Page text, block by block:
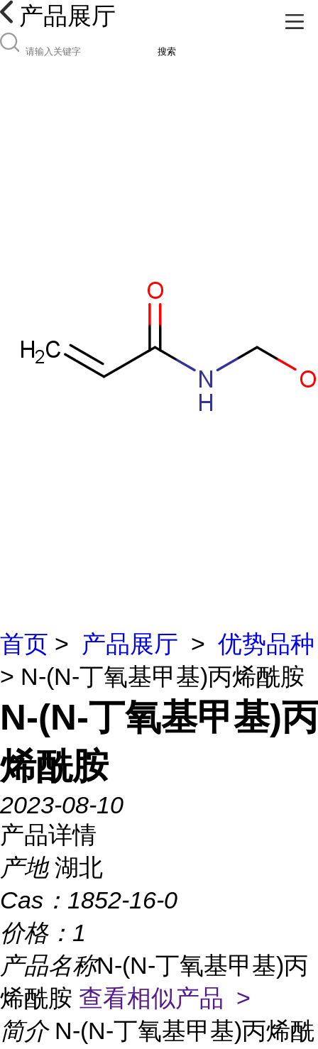
产品展厅
搜索
首页 > 产品展厅 > 优势品种
> N-(N-丁氧基甲基)丙烯酰胺
N-(N-丁氧基甲基)丙
烯酰胺
2023-08-10
产品详情
产地 湖北
Cas： 1852-16-0
价格： 1
产品名称N-(N-丁氧基甲基)丙
烯酰胺 查看相似产品 >
简介 N-(N-丁氧基甲基)丙烯酰